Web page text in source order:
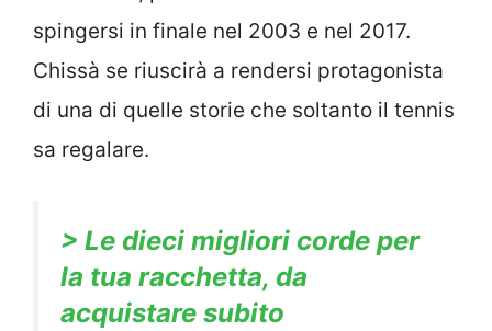
spingersi in finale nel 2003 e nel 2017.
Chissà se riuscirà a rendersi protagonista
di una di quelle storie che soltanto il tennis
sa regalare.
> Le dieci migliori corde per
la tua racchetta, da
acquistare subito